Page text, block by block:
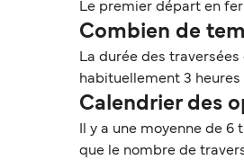
Le premier départ en
Combien de
La durée des
habituellement 3
Calendrier des
Il y a une moyenne de
que le nombre de